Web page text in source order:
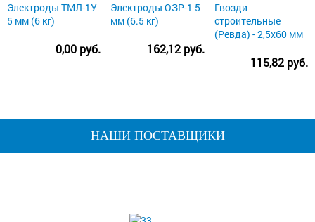
Электроды ТМЛ-1У
5 мм (6 кг)
0,00 руб.
Электроды ОЗР-1 5
мм (6.5 кг)
162,12 руб.
Гвозди
строительные
(Ревда) - 2,5х60 мм
115,82 руб.
НАШИ ПОСТАВЩИКИ